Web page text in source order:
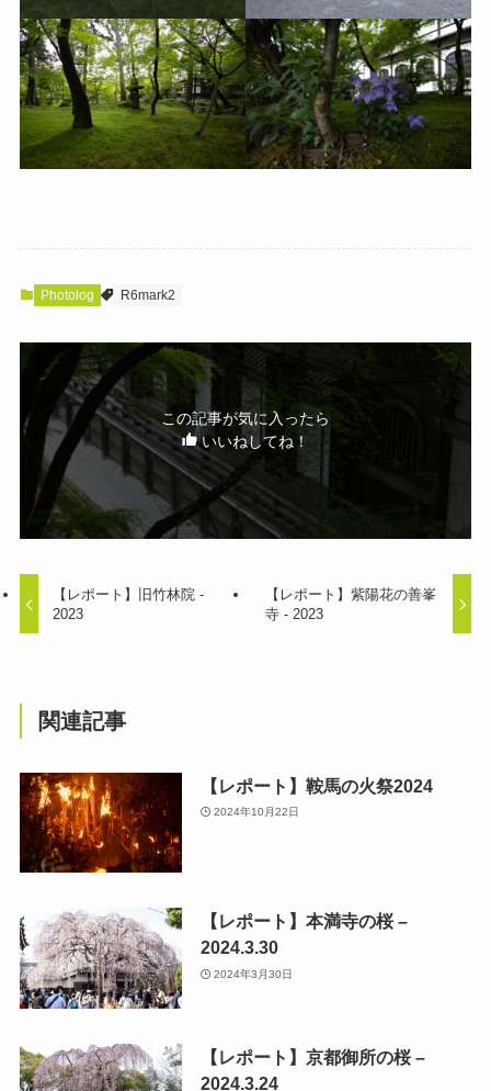
Photolog R6mark2
この記事が気に入ったら
いいねしてね！
【レポート】旧竹林院 -
2023
【レポート】紫陽花の善峯
寺 - 2023
関連記事
【レポート】鞍馬の火祭2024
2024年10月22日
【レポート】本満寺の桜 –
2024.3.30
2024年3月30日
【レポート】京都御所の桜 –
2024.3.24